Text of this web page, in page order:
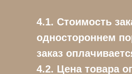
4.1. Стоимость
одностороннем
заказ
4.2. Цена товара